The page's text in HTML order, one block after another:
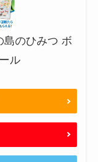
島のひみつ ボ
ル